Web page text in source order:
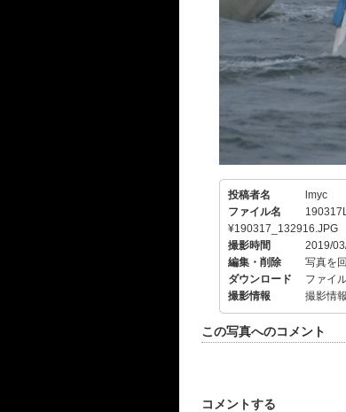
投稿者名
lmyc
ファイル名
¥190317_132916.JPG
撮影時間
2019/
編集・削除
写真を
ダウンロード
ファイ
撮影情報
撮影情
この写真へのコメント
コメントする